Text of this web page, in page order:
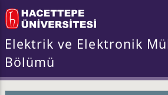
Elektrik ve Elektronik
Bölümü